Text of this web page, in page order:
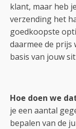
klant, maar heb
verzending het
goedkoopste
daarmee de prijs
basis van jouw
Hoe doen we
je een aantal
bepalen van de